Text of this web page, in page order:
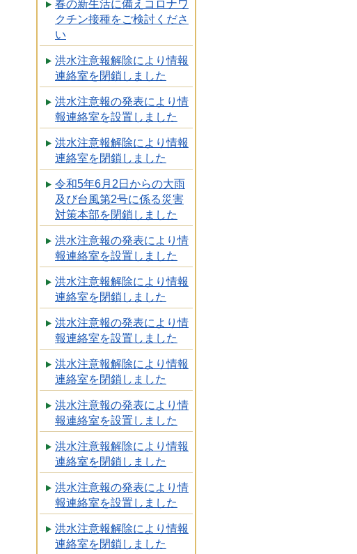
春の新生活に備えコロナワ
クチン接種をご検討くださ
い
洪水注意報解除により情報
連絡室を閉鎖しました
洪水注意報の発表により情
報連絡室を設置しました
洪水注意報解除により情報
連絡室を閉鎖しました
令和5年6月2日からの大雨
及び台風第2号に係る災害
対策本部を閉鎖しました
洪水注意報の発表により情
報連絡室を設置しました
洪水注意報解除により情報
連絡室を閉鎖しました
洪水注意報の発表により情
報連絡室を設置しました
洪水注意報解除により情報
連絡室を閉鎖しました
洪水注意報の発表により情
報連絡室を設置しました
洪水注意報解除により情報
連絡室を閉鎖しました
洪水注意報の発表により情
報連絡室を設置しました
洪水注意報解除により情報
連絡室を閉鎖しました